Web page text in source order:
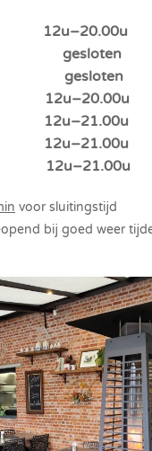
gesloten
gesloten
12u–20.00u
voor sluitingstijd
bij goed weer